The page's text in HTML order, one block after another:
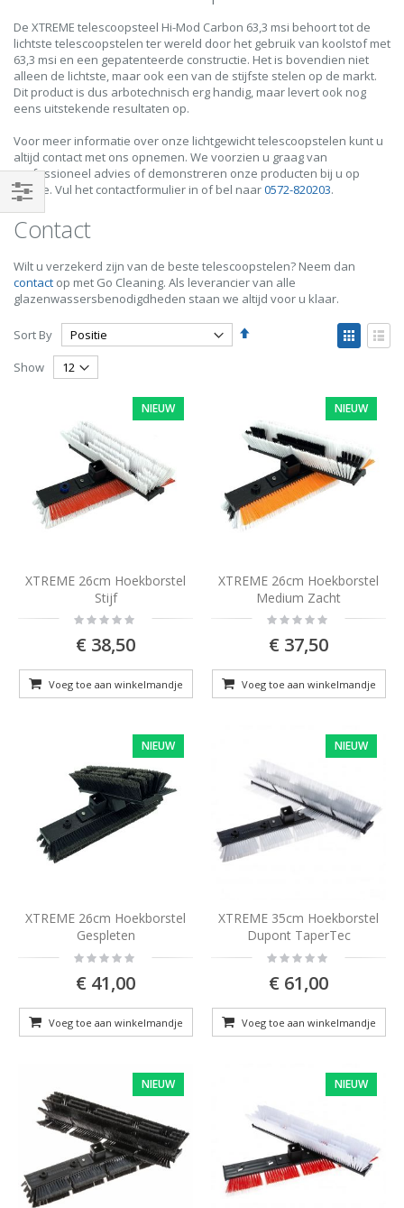
De XTREME telescoopsteel Hi-Mod Carbon 63,3 msi behoort tot de
lichtste telescoopstelen ter wereld door het gebruik van koolstof met
63,3 msi en een gepatenteerde constructie. Het is bovendien niet
alleen de lichtste, maar ook een van de stijfste stelen op de markt.
Dit product is dus arbotechnisch erg handig, maar levert ook nog
eens uitstekende resultaten op.
Voor meer informatie over onze lichtgewicht telescoopstelen kunt u
altijd contact met ons opnemen. We voorzien u graag van
professioneel advies of demonstreren onze producten bij u op
locatie. Vul het contactformulier in of bel naar0572-820203.
Contact
Wilt u verzekerd zijn van de beste telescoopstelen? Neem dan
contact op met Go Cleaning. Als leverancier van alle
glazenwassersbenodigdheden staan we altijd voor u klaar.
Sort By
Set
View
as
Show
NIEUW
XTREME 26cm Hoekborstel
Stijf
Rating:
0%
€ 38,50
Voeg toe aan winkelmandje
NIEUW
XTREME 26cm Hoekborstel
Medium Zacht
Rating:
0%
€ 37,50
Voeg toe aan winkelmandje
NIEUW
XTREME 26cm Hoekborstel
Gespleten
Rating:
0%
€ 41,00
Voeg toe aan winkelmandje
NIEUW
XTREME 35cm Hoekborstel
Dupont TaperTec
Rating:
0%
€ 61,00
Voeg toe aan winkelmandje
NIEUW NIEUW
Shop
By